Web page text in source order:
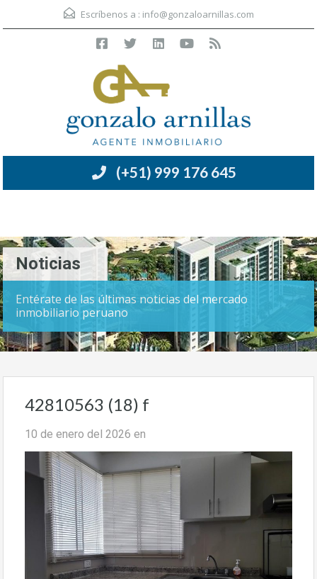
Escríbenos a : info@gonzaloarnillas.com
(+51) 999 176 645
Noticias
Entérate de las últimas noticias del mercado
inmobiliario peruano
42810563 (18) f
10 de enero del 2026 en